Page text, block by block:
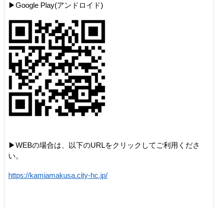
▶Google Play(アンドロイド)
▶WEBの場合は、以下のURLをクリックしてご利用くださ
い。
https://kamiamakusa.city-hc.jp/